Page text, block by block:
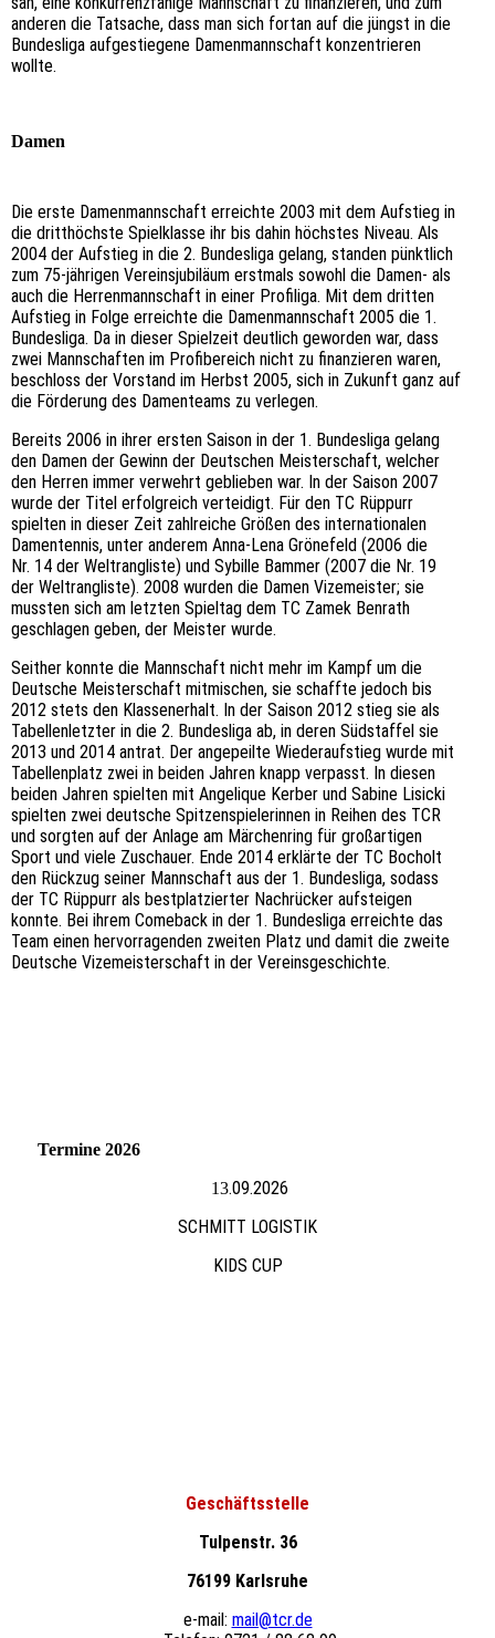
anderen die Tatsache, dass man sich fortan auf die jüngst in die
Bundesliga aufgestiegene Damenmannschaft konzentrieren
wollte.
Damen
Die erste Damenmannschaft erreichte 2003 mit dem Aufstieg in
die dritthöchste Spielklasse ihr bis dahin höchstes Niveau. Als
2004 der Aufstieg in die 2. Bundesliga gelang, standen pünktlich
zum 75-jährigen Vereinsjubiläum erstmals sowohl die Damen- als
auch die Herrenmannschaft in einer Profiliga. Mit dem dritten
Aufstieg in Folge erreichte die Damenmannschaft 2005 die 1.
Bundesliga. Da in dieser Spielzeit deutlich geworden war, dass
zwei Mannschaften im Profibereich nicht zu finanzieren waren,
beschloss der Vorstand im Herbst 2005, sich in Zukunft ganz auf
die Förderung des Damenteams zu verlegen.
Bereits 2006 in ihrer ersten Saison in der 1. Bundesliga gelang
den Damen der Gewinn der Deutschen Meisterschaft, welcher
den Herren immer verwehrt geblieben war. In der Saison 2007
wurde der Titel erfolgreich verteidigt. Für den TC Rüppurr
spielten in dieser Zeit zahlreiche Größen des internationalen
Damentennis, unter anderem Anna-Lena Grönefeld (2006 die
Nr. 14 der Weltrangliste) und Sybille Bammer (2007 die Nr. 19
der Weltrangliste). 2008 wurden die Damen Vizemeister; sie
mussten sich am letzten Spieltag dem TC Zamek Benrath
geschlagen geben, der Meister wurde.
Seither konnte die Mannschaft nicht mehr im Kampf um die
Deutsche Meisterschaft mitmischen, sie schaffte jedoch bis
2012 stets den Klassenerhalt. In der Saison 2012 stieg sie als
Tabellenletzter in die 2. Bundesliga ab, in deren Südstaffel sie
2013 und 2014 antrat. Der angepeilte Wiederaufstieg wurde mit
Tabellenplatz zwei in beiden Jahren knapp verpasst. In diesen
beiden Jahren spielten mit Angelique Kerber und Sabine Lisicki
spielten zwei deutsche Spitzenspielerinnen in Reihen des TCR
und sorgten auf der Anlage am Märchenring für großartigen
Sport und viele Zuschauer. Ende 2014 erklärte der TC Bocholt
den Rückzug seiner Mannschaft aus der 1. Bundesliga, sodass
der TC Rüppurr als bestplatzierter Nachrücker aufsteigen
konnte. Bei ihrem Comeback in der 1. Bundesliga erreichte das
Team einen hervorragenden zweiten Platz und damit die zweite
Deutsche Vizemeisterschaft in der Vereinsgeschichte.
Termine 2026
13.09.2026
SCHMITT LOGISTIK
KIDS CUP
Geschäftsstelle
Tulpenstr. 36
76199 Karlsruhe
e-mail: mail@tcr.de